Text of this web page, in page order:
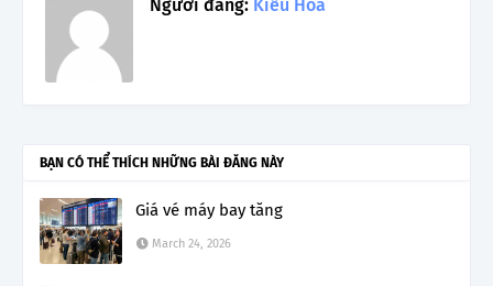
Người đăng: Kiều Hoa
BẠN CÓ THỂ THÍCH NHỮNG BÀI ĐĂNG NÀY
Giá vé máy bay tăng
March 24, 2026